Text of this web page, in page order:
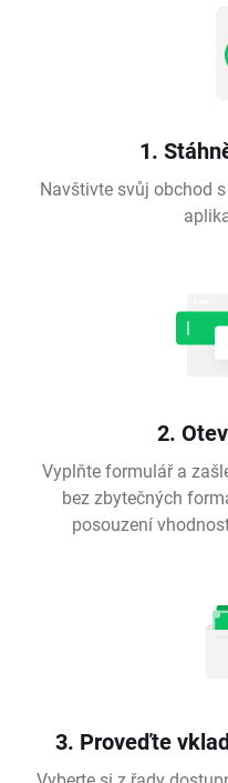
1.
Navštivte svůj obchod
2.
Vyplňte formulář a
bez zbytečných
posouzení
3. Proveďte